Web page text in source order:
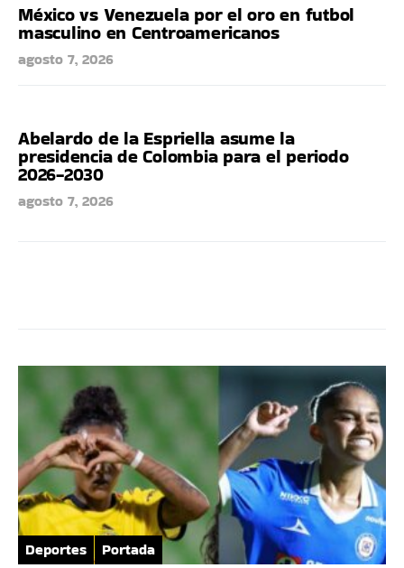
México vs Venezuela por el oro en futbol
masculino en Centroamericanos
agosto 7, 2026
Abelardo de la Espriella asume la
presidencia de Colombia para el periodo
2026-2030
agosto 7, 2026
Deportes Portada